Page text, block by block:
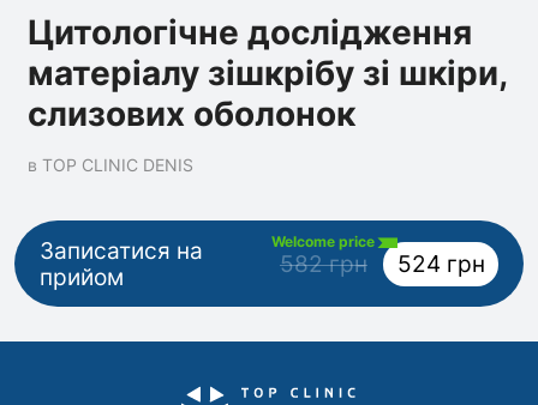
Цитологічне дослідження
матеріалу зішкрібу зі шкіри,
слизових оболонок
в TOP CLINIC DENIS
Записатися на
прийом
Welcome price
582 грн 524 грн